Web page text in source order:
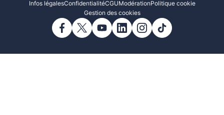
Infos légalesConfidentialitéCGUModérationPolitique cookie
Gestion des cookies